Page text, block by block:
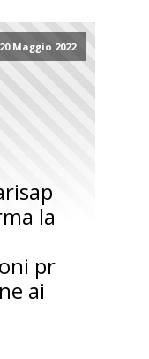
20 Maggio 2022
la
pr
ai